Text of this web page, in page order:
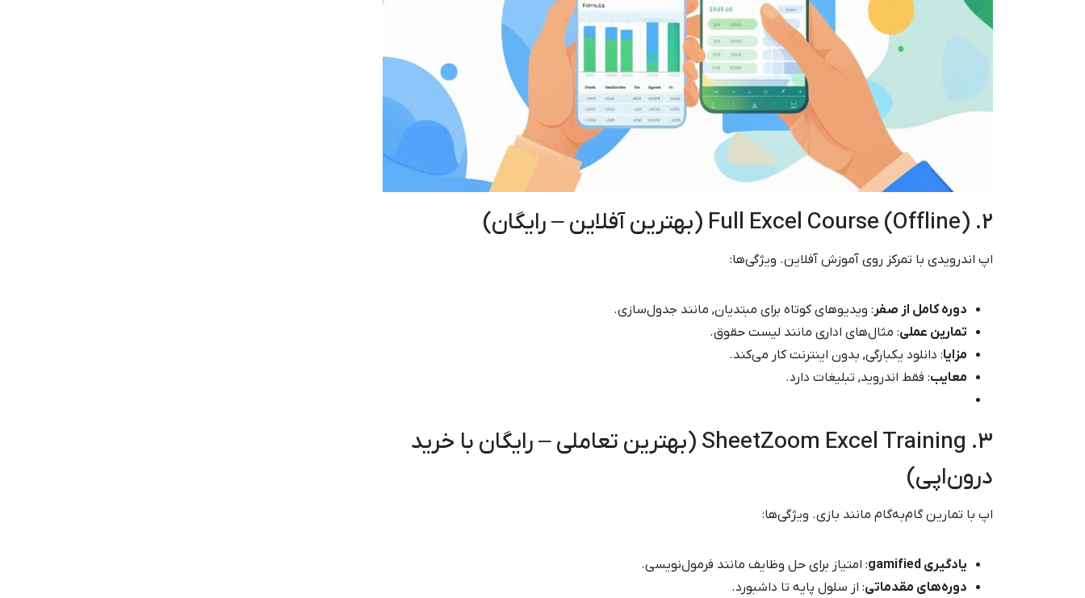
2. Full Excel Course (Offline) (بهترین آفلاین – رایگان)
اپ اندرویدی با تمرکز روی آموزش آفلاین. ویژگی‌ها:
دوره کامل از صفر : ویدیوهای کوتاه برای مبتدیان, مانند جدول‌سازی.
تمارین عملی: مثال‌های اداری مانند لیست حقوق.
مزایا: دانلود یکبارگی, بدون اینترنت کار می‌کند.
معایب: فقط اندروید, تبلیغات دارد.
3. SheetZoom Excel Training (بهترین تعاملی – رایگان با خرید
درون‌اپی)
اپ با تمارین گام‌به‌گام مانند بازی. ویژگی‌ها:
یادگیری gamified
: امتیاز برای حل وظایف مانند فرمول‌نویسی.
دوره‌های مقدماتی: از سلول پایه تا داشبورد.